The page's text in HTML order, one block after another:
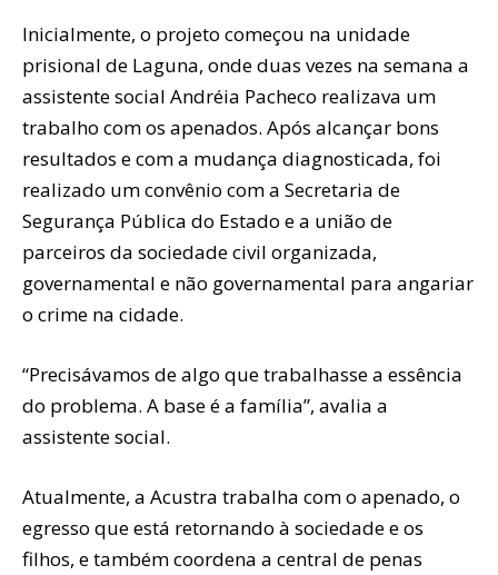
Inicialmente, o projeto começou na unidade
prisional de Laguna, onde duas vezes na semana a
assistente social Andréia Pacheco realizava um
trabalho com os apenados. Após alcançar bons
resultados e com a mudança diagnosticada, foi
realizado um convênio com a Secretaria de
Segurança Pública do Estado e a união de
parceiros da sociedade civil organizada,
governamental e não governamental para angariar
o crime na cidade.
“Precisávamos de algo que trabalhasse a essência
do problema. A base é a família”, avalia a
assistente social.
Atualmente, a Acustra trabalha com o apenado, o
egresso que está retornando à sociedade e os
filhos, e também coordena a central de penas